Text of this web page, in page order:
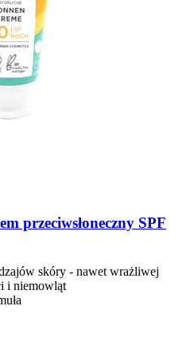
przeciwsłoneczny SPF
skóry - nawet wrażliwej
i niemowląt